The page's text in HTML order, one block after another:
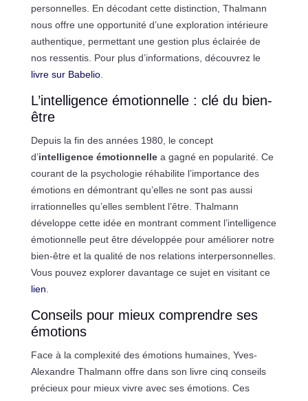
personnelles. En décodant cette distinction, Thalmann
nous offre une opportunité d’une exploration intérieure
authentique, permettant une gestion plus éclairée de
nos ressentis. Pour plus d’informations, découvrez le
livre sur Babelio.
L’intelligence émotionnelle : clé du bien-
être
Depuis la fin des années 1980, le concept
d’intelligence émotionnellea gagné en popularité. Ce
courant de la psychologie réhabilite l’importance des
émotions en démontrant qu’elles ne sont pas aussi
irrationnelles qu’elles semblent l’être. Thalmann
développe cette idée en montrant comment l’intelligence
émotionnelle peut être développée pour améliorer notre
bien-être et la qualité de nos relations interpersonnelles.
Vous pouvez explorer davantage ce sujet en visitant ce
lien
Conseils pour mieux comprendre ses
émotions
Face à la complexité des émotions humaines, Yves-
Alexandre Thalmann offre dans son livre cinq conseils
précieux pour mieux vivre avec ses émotions. Ces